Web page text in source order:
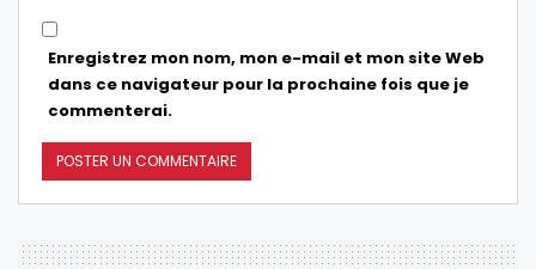
Enregistrez mon nom, mon e-mail et mon site Web
dans ce navigateur pour la prochaine fois que je
commenterai.